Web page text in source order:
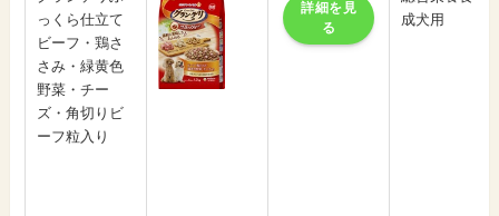
っくら仕立て
ビーフ・鶏さ
さみ・緑黄色
野菜・チー
ズ・角切りビ
ーフ粒入り
詳細を見
る
成犬用